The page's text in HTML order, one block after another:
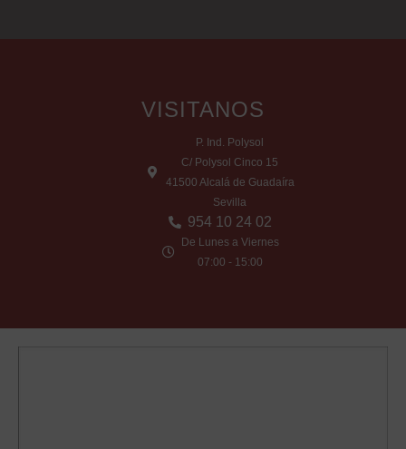
VISITANOS
P. Ind. Polysol
C/ Polysol Cinco 15
41500 Alcalá de Guadaíra
Sevilla
954 10 24 02
De Lunes a Viernes
07:00 - 15:00